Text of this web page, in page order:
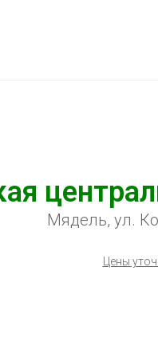
Мядель, ул.
Цены